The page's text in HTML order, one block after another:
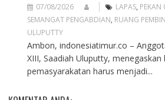
07/08/2026 LAPAS, PEKAN
SEMANGAT PENGABDIAN, RUANG
ULUPUTTY
Ambon, indonesiatimur.co –
XIII, Saadiah Uluputty,
pemasyarakatan harus menjadi...